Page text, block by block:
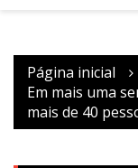
Página inicial
Em mais uma
mais de 40